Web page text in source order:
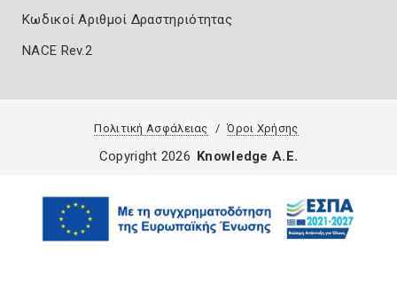
Κωδικοί Αριθμοί Δραστηριότητας
NACE Rev.2
Πολιτική Ασφάλειας Όροι Χρήσης
Copyright 2026 Knowledge A.E.